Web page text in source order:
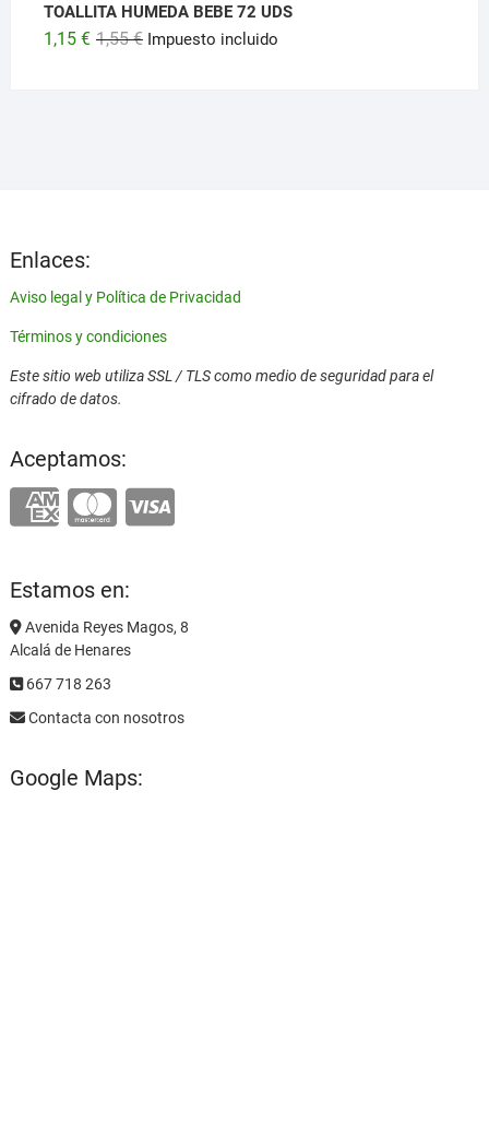
TOALLITA HUMEDA BEBE 72 UDS
1,55€ El
1,15 €
El
Impuesto incluido
Enlaces:
Aviso legal y Política de Privacidad
Términos y condiciones
Este sitio web utiliza SSL / TLS como medio de seguridad para el
cifrado de datos.
Aceptamos:
Estamos en:
Avenida Reyes Magos, 8
Alcalá de Henares
667 718 263
Contacta con nosotros
Google Maps: